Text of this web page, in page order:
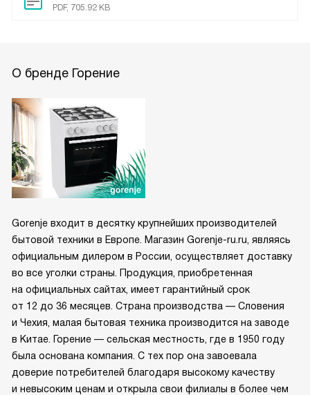
PDF, 705.92 KB
О бренде Горение
Gorenje входит в десятку крупнейших производителей
бытовой техники в Европе. Магазин Gorenje-ru.ru, являясь
официальным дилером в России, осуществляет доставку
во все уголки страны. Продукция, приобретенная
на официальных сайтах, имеет гарантийный срок
от 12 до 36 месяцев. Страна производства — Словения
и Чехия, малая бытовая техника производится на заводе
в Китае. Горение — сельская местность, где в 1950 году
была основана компания. С тех пор она завоевала
доверие потребителей благодаря высокому качеству
и невысоким ценам и открыла свои филиалы в более чем